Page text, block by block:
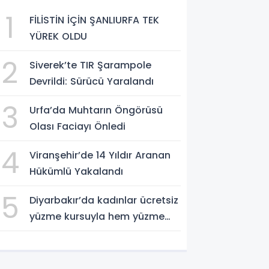
1
FİLİSTİN İÇİN ŞANLIURFA TEK
YÜREK OLDU
2
Siverek’te TIR Şarampole
Devrildi: Sürücü Yaralandı
3
Urfa’da Muhtarın Öngörüsü
Olası Faciayı Önledi
4
Viranşehir’de 14 Yıldır Aranan
Hükümlü Yakalandı
5
Diyarbakır’da kadınlar ücretsiz
yüzme kursuyla hem yüzme